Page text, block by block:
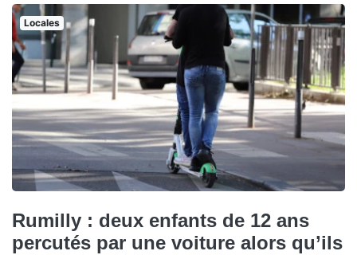
Locales
Rumilly : deux enfants de 12 ans
percutés par une voiture alors qu’ils